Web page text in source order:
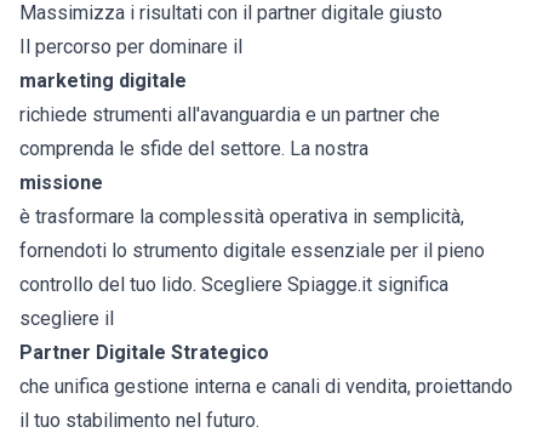
Massimizza i risultati con il partner digitale giusto
Il percorso per dominare il
marketing digitale
richiede strumenti all'avanguardia e un partner che
comprenda le sfide del settore. La nostra
missione
è trasformare la complessità operativa in semplicità,
fornendoti lo strumento digitale essenziale per il pieno
controllo del tuo lido. Scegliere Spiagge.it significa
scegliere il
Partner Digitale Strategico
che unifica gestione interna e canali di vendita, proiettando
il tuo stabilimento nel futuro.